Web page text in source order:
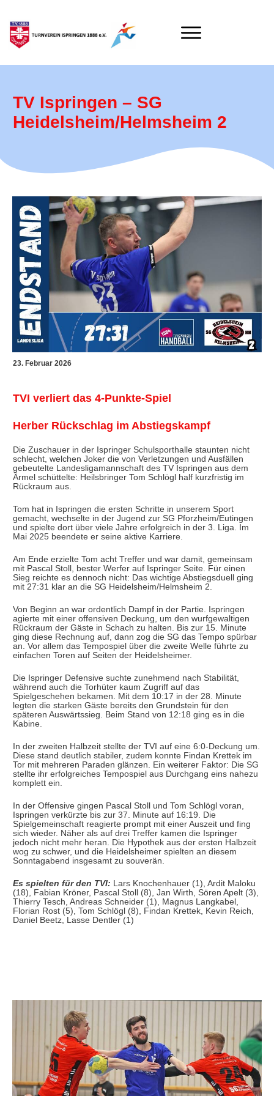
TV Ispringen – SG
Heidelsheim/Helmsheim 2
23. Februar 2026
TVI verliert das 4-Punkte-Spiel
Herber Rückschlag im Abstiegskampf
Die Zuschauer in der Ispringer Schulsporthalle staunten nicht
schlecht, welchen Joker die von Verletzungen und Ausfällen
gebeutelte Landesligamannschaft des TV Ispringen aus dem
Ärmel schüttelte: Heilsbringer Tom Schlögl half kurzfristig im
Rückraum aus.
Tom hat in Ispringen die ersten Schritte in unserem Sport
gemacht, wechselte in der Jugend zur SG Pforzheim/Eutingen
und spielte dort über viele Jahre erfolgreich in der 3. Liga. Im
Mai 2025 beendete er seine aktive Karriere.
Am Ende erzielte Tom acht Treffer und war damit, gemeinsam
mit Pascal Stoll, bester Werfer auf Ispringer Seite. Für einen
Sieg reichte es dennoch nicht: Das wichtige Abstiegsduell ging
mit 27:31 klar an die SG Heidelsheim/Helmsheim 2.
Von Beginn an war ordentlich Dampf in der Partie. Ispringen
agierte mit einer offensiven Deckung, um den wurfgewaltigen
Rückraum der Gäste in Schach zu halten. Bis zur 15. Minute
ging diese Rechnung auf, dann zog die SG das Tempo spürbar
an. Vor allem das Tempospiel über die zweite Welle führte zu
einfachen Toren auf Seiten der Heidelsheimer.
Die Ispringer Defensive suchte zunehmend nach Stabilität,
während auch die Torhüter kaum Zugriff auf das
Spielgeschehen bekamen. Mit dem 10:17 in der 28. Minute
legten die starken Gäste bereits den Grundstein für den
späteren Auswärtssieg. Beim Stand von 12:18 ging es in die
Kabine.
In der zweiten Halbzeit stellte der TVI auf eine 6:0-Deckung um.
Diese stand deutlich stabiler, zudem konnte Findan Krettek im
Tor mit mehreren Paraden glänzen. Ein weiterer Faktor: Die SG
stellte ihr erfolgreiches Tempospiel aus Durchgang eins nahezu
komplett ein.
In der Offensive gingen Pascal Stoll und Tom Schlögl voran,
Ispringen verkürzte bis zur 37. Minute auf 16:19. Die
Spielgemeinschaft reagierte prompt mit einer Auszeit und fing
sich wieder. Näher als auf drei Treffer kamen die Ispringer
jedoch nicht mehr heran. Die Hypothek aus der ersten Halbzeit
wog zu schwer, und die Heidelsheimer spielten an diesem
Sonntagabend insgesamt zu souverän.
Es spielten für den TVI: Lars Knochenhauer (1), Ardit Maloku
(18), Fabian Kröner, Pascal Stoll (8), Jan Wirth, Sören Apelt (3),
Thierry Tesch, Andreas Schneider (1), Magnus Langkabel,
Florian Rost (5), Tom Schlögl (8), Findan Krettek, Kevin Reich,
Daniel Beetz, Lasse Dentler (1)